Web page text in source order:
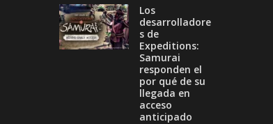
Los
desarrolladore
s de
Expeditions:
Samurai
responden el
por qué de su
llegada en
acceso
anticipado